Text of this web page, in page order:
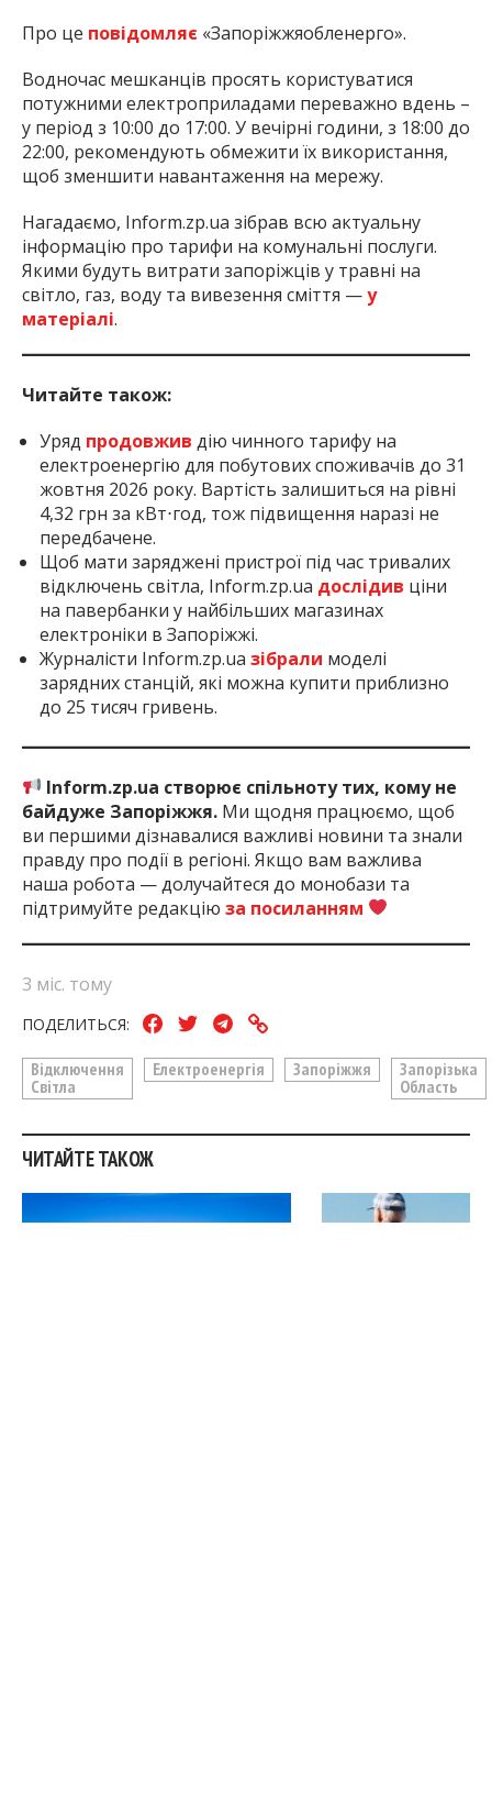
Про це повідомляє «Запоріжжяобленерго».
Водночас мешканців просять користуватися
потужними електроприладами переважно вдень –
у період з 10:00 до 17:00. У вечірні години, з 18:00 до
22:00, рекомендують обмежити їх використання,
щоб зменшити навантаження на мережу.
Нагадаємо, Inform.zp.ua зібрав всю актуальну
інформацію про тарифи на комунальні послуги.
Якими будуть витрати запоріжців у травні на
світло, газ, воду та вивезення сміття —у
матеріалі.
Читайте також:
Уряд продовжив дію чинного тарифу на
електроенергію для побутових споживачів до 31
жовтня 2026 року. Вартість залишиться на рівні
4,32 грн за кВт⋅год, тож підвищення наразі не
передбачене.
Щоб мати заряджені пристрої під час тривалих
відключень світла, Inform.zp.ua дослідив ціни
на павербанки у найбільших магазинах
електроніки в Запоріжжі.
Журналісти Inform.zp.ua зібрали моделі
зарядних станцій, які можна купити приблизно
до 25 тисяч гривень.
Inform.zp.ua створює спільноту тих, кому не
байдуже Запоріжжя. Ми щодня працюємо, щоб
ви першими дізнавалися важливі новини та знали
правду про події в регіоні. Якщо вам важлива
наша робота — долучайтеся до монобази та
підтримуйте редакцію за посиланням
3 міс. тому
ПОДЕЛИТЬСЯ:
Відключення
Світла
Електроенергія Запоріжжя
Запорізька
Область
ЧИТАЙТЕ ТАКОЖ